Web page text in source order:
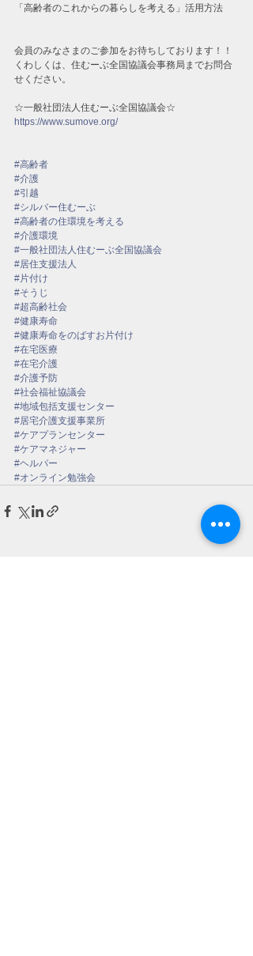
「高齢者のこれからの暮らしを考える」活用方法
会員のみなさまのご参加をお待ちしております！！
くわしくは、住むーぶ全国協議会事務局までお問合
せください。
☆一般社団法人住むーぶ全国協議会☆
https://www.sumove.org/
#高齢者
#介護
#引越
#シルバー住むーぶ
#高齢者の住環境を考える
#介護環境
#一般社団法人住むーぶ全国協議会
#居住支援法人
#片付け
#そうじ
#超高齢社会
#健康寿命
#健康寿命をのばすお片付け
#在宅医療
#在宅介護
#介護予防
#社会福祉協議会
#地域包括支援センター
#居宅介護支援事業所
#ケアプランセンター
#ケアマネジャー
#ヘルパー
#オンライン勉強会